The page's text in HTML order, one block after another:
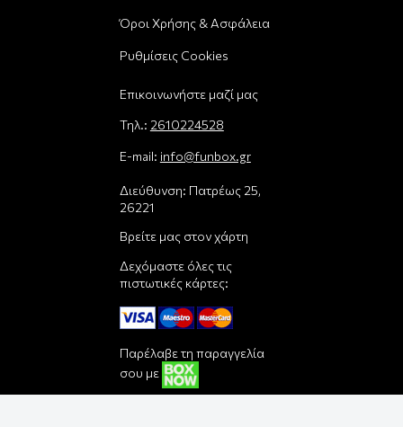
Όροι Χρήσης & Ασφάλεια
Ρυθμίσεις Cookies
Επικοινωνήστε μαζί μας
Τηλ.: 2610224528
E-mail: info@funbox.gr
Διεύθυνση: Πατρέως 25,
26221
Βρείτε μας στον χάρτη
Δεχόμαστε όλες τις
πιστωτικές κάρτες:
Παρέλαβε τη παραγγελία
σου με